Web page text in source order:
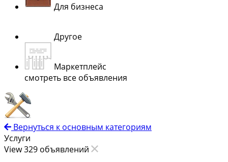
Для бизнеса
Другое
Маркетплейс
смотреть все объявления
Вернуться к основным категориям
Услуги
View 329 объявлений